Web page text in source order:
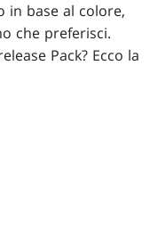
in base al colore,
che preferisci.
Pack? Ecco la